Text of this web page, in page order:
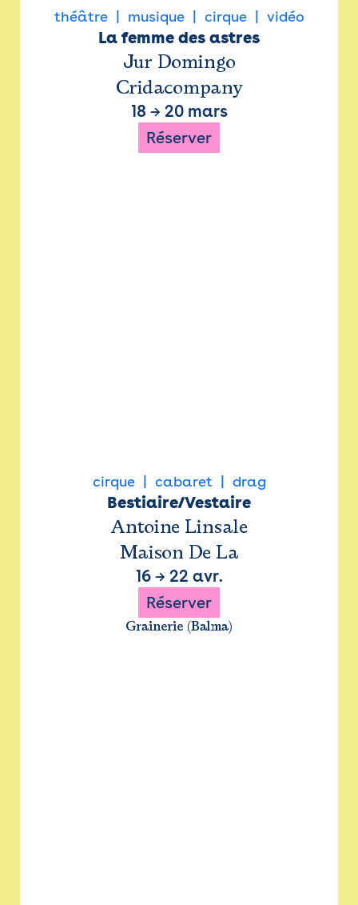
théâtre musique cirque vidéo
La femme des astres
Jur Domingo
Cridacompany
18 → 20 mars
Réserver
cirque cabaret drag
Bestiaire/Vestaire
Antoine Linsale
Maison De La
16→ 22 avr.
Réserver
Grainerie (Balma)